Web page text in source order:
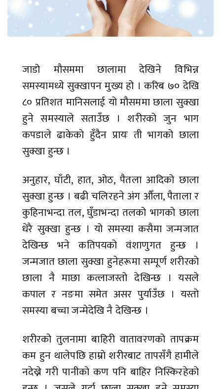
जाडो मौसममा छालामा देखिने विभिन्न
समस्यामध्ये सुक्खापन मुख्य हो । करिब ७० देखि
८० प्रतिशत मानिसलाई यो मौसममा छाला सुक्खा
हुने समस्याले सताउँछ । शरीरको जुन भाग
कपडाले ढाकेको हुँदैन प्रायः ती भागको छाला
सुक्खा हुन्छ ।
अनुहार, घाँटी, हात, ओठ, पैतला आदिको छाला
सुक्खा हुन्छ । बढी चलिरहने अंग औँला, पैताला र
कुहिनाभन्दा तल, घुँडाभन्दा तलको भागको छाला
धेरै सुक्खा हुन्छ । यो समस्या कसैमा जन्मजात
देखिन्छ भने कतिपयको वंशाणुगत हुन्छ ।
जन्मजात छाला सुक्खा हुनेहरूमा सम्पूर्ण शरीरको
छाला नै माछा कत्लाजस्तो देखिन्छ । यसले
कपाल र नङमा समेत असर पुर्याउँछ । यस्तो
समस्या बच्चा जन्मेदेखि नै देखिन्छ ।
शरीरको तुलनामा बाहिरी वातावरणको तापक्रम
कम हुन थालेपछि हाम्रो शरीरबाट तापसँगै हामीले
नदेख्ने गरी पानीको कण पनि बाहिर निस्किरहेको